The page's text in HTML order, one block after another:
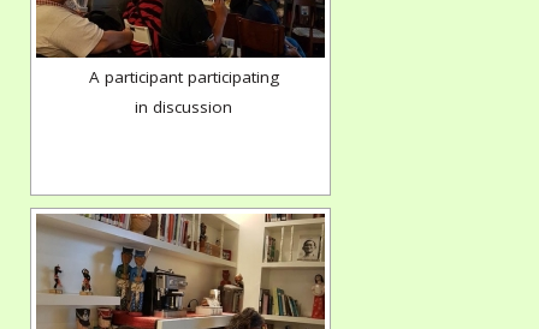
A participant participating
in discussion